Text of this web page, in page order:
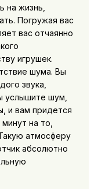
на жизнь,
Погружая вас
вас отчаянно
игрушек.
шума. Вы
звука,
услышите шум,
и вам придется
на то,
атмосферу
абсолютно